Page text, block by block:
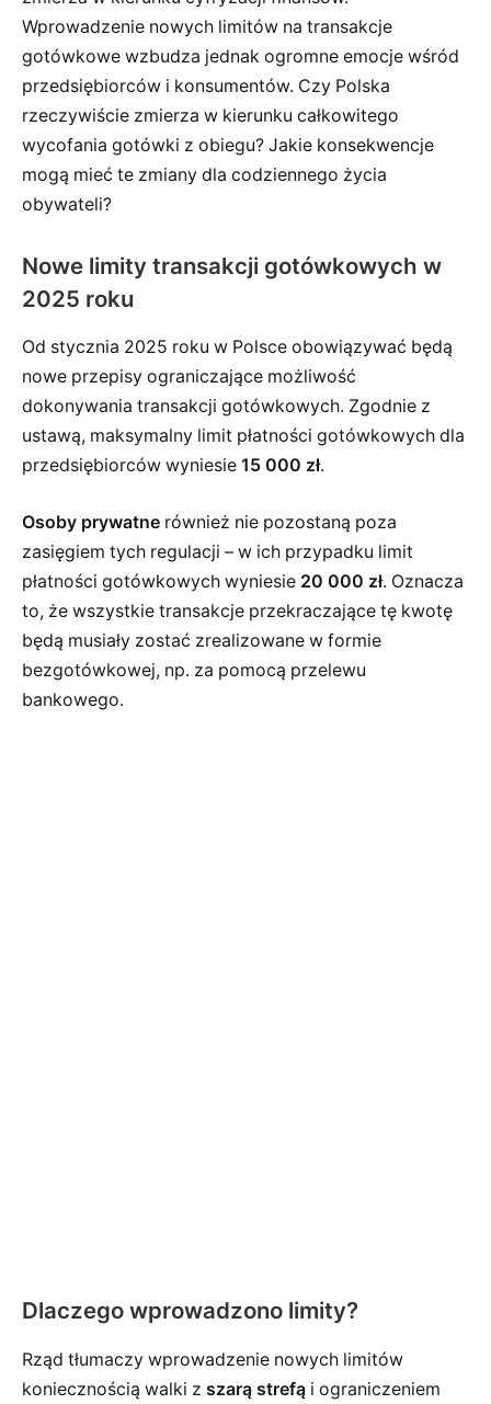
Wprowadzenie nowych limitów na transakcje
gotówkowe wzbudza jednak ogromne emocje wśród
przedsiębiorców i konsumentów. Czy Polska
rzeczywiście zmierza w kierunku całkowitego
wycofania gotówki z obiegu? Jakie konsekwencje
mogą mieć te zmiany dla codziennego życia
obywateli?
Nowe limity transakcji gotówkowych w
2025 roku
Od stycznia 2025 roku w Polsce obowiązywać będą
nowe przepisy ograniczające możliwość
dokonywania transakcji gotówkowych. Zgodnie z
ustawą, maksymalny limit płatności gotówkowych dla
przedsiębiorców wyniesie 15 000 zł.
Osoby prywatne również nie pozostaną poza
zasięgiem tych regulacji – w ich przypadku limit
płatności gotówkowych wyniesie 20 000 zł. Oznacza
to, że wszystkie transakcje przekraczające tę kwotę
będą musiały zostać zrealizowane w formie
bezgotówkowej, np. za pomocą przelewu
bankowego.
Dlaczego wprowadzono limity?
Rząd tłumaczy wprowadzenie nowych limitów
koniecznością walki z szarą strefą i ograniczeniem